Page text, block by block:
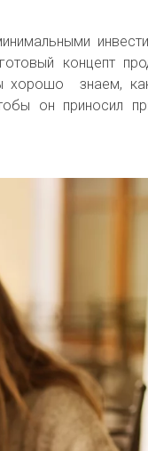
концепт
хорошо знаем,
он приносил